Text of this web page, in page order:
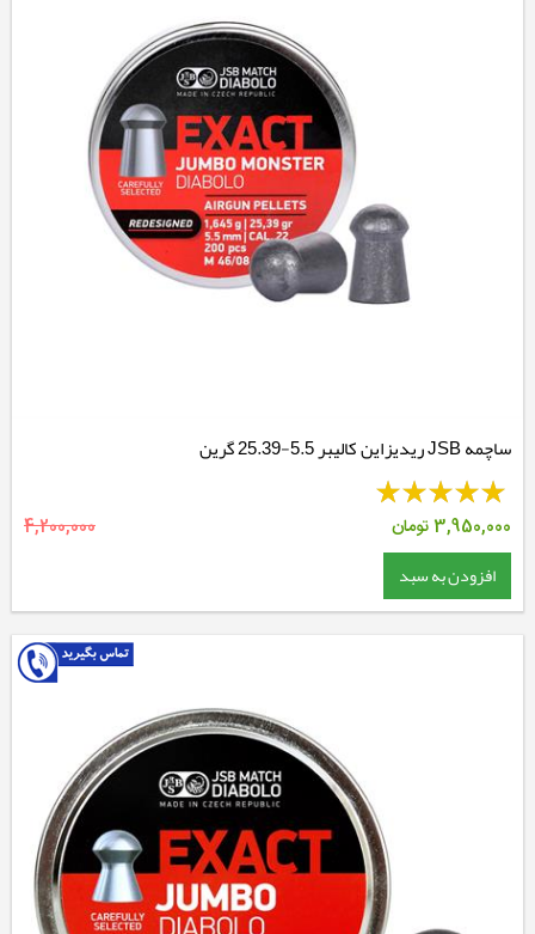
ساچمه JSB ریدیزاین کالیبر 5.5-25.39 گرین
3,950,000تومان 4,200,000
افزودن به سبد